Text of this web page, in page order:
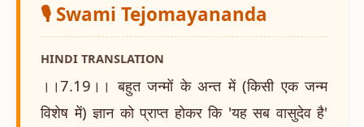
🎙️ Swami Tejomayananda
HINDI TRANSLATION
।।7.19।। बहुत जन्मों के अन्त में (किसी एक जन्म
विशेष में) ज्ञान को प्राप्त होकर कि 'यह सब वासुदेव है'